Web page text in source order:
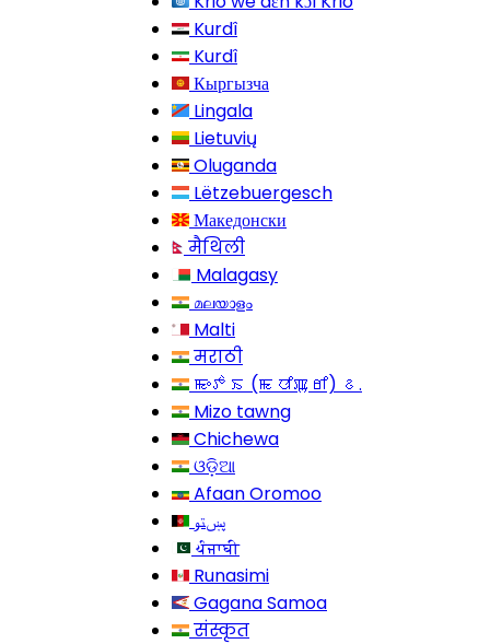
Kurdî
Kurdî
Кыргызча
Lingala
Lietuvių
Oluganda
Lëtzebuergesch
Македонски
मैथिली
Malagasy
മലയാളം
Malti
मराठी
ꯃꯦꯇꯥꯏ (ꯃꯅꯤꯄꯨꯔꯤ) ꯴.
Mizo tawng
Chichewa
ଓଡ଼ିଆ
Afaan Oromoo
پښتو
ਪੰਜਾਬੀ
Runasimi
Gagana Samoa
संस्कृत